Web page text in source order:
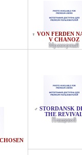
♀ VON FERDEN
V CHANOZ
Мраморный
♂ STORDANSK
THE
Плащевой